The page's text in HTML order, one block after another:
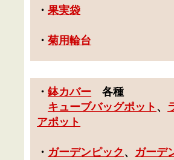
・果実袋
・菊用輪台
・鉢カバー 各種
キューブバッグポット 、
アポット
・ ガーデンピック、 ガーデ